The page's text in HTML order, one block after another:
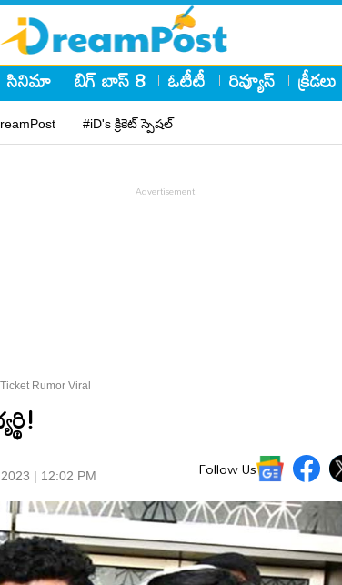
సినిమా బిగ్ బాస్ 8 ఓటీటీ రివ్యూస్ క్రీడలు
#iD's క్రికెట్ స్పెషల్
Rumor Viral
| 12:02 PM Follow Us